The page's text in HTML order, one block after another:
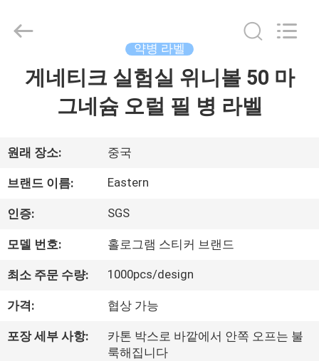
품
우
리
하
여
2017
Industry
약병 라벨
게네티크 실험실 위니볼 50 마
그네슘 오럴 필 병 라벨
원래 장소: 중국
브랜드 이름: Eastern
인증: SGS
모델 번호: 홀로그램 스티커 브랜드
최소 주문 수량: 1000pcs/design
가격: 협상 가능
포장 세부 사항:
카톤 박스로 바깥에서 안쪽 오프는 불
룩해집니다